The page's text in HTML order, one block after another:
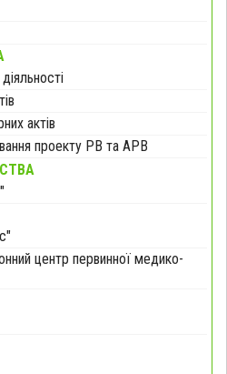
актів
проекту РВ та АРВ
центр первинної медико-